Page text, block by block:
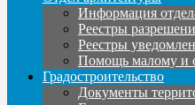
Информация
Реестры
Реестры
Помощь малому и
Градостроительство
Документы